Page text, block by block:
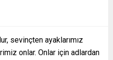
sevinçten ayaklarımız
onlar. Onlar için adlardan